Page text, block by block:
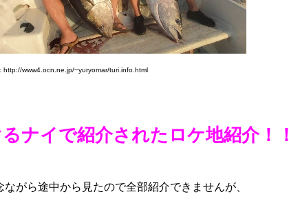
http://www4.ocn.ne.jp/~yuryomar/turi.info.html
るナイで紹介されたロケ地紹介！！
ながら途中から見たので全部紹介できませんが、